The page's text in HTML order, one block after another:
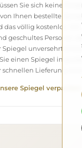
Sie sich keine
Ihnen bestellte
völlig kostenlos.
geschultes Personal,
Spiegel unversehrt
einen Spiegel in
Lieferung
Spiegel verpacken.